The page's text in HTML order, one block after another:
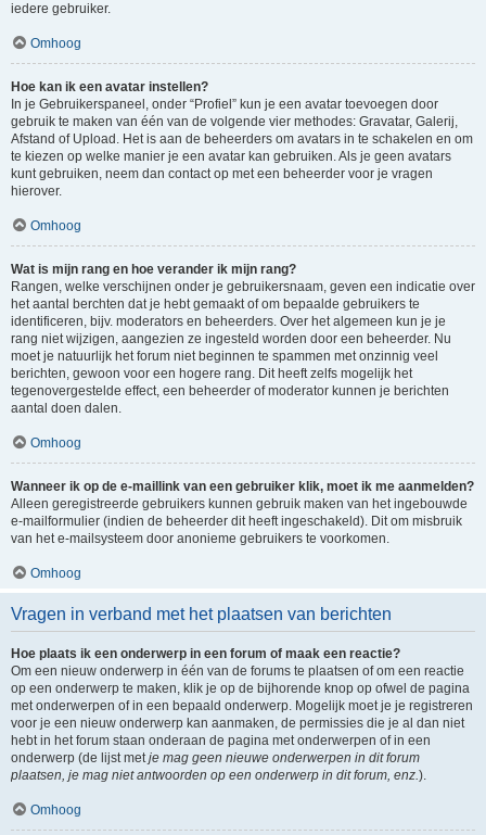
iedere gebruiker.
Omhoog
Hoe kan ik een avatar instellen?
In je Gebruikerspaneel, onder “Profiel” kun je een avatar toevoegen door
gebruik te maken van één van de volgende vier methodes: Gravatar, Galerij,
Afstand of Upload. Het is aan de beheerders om avatars in te schakelen en om
te kiezen op welke manier je een avatar kan gebruiken. Als je geen avatars
kunt gebruiken, neem dan contact op met een beheerder voor je vragen
hierover.
Omhoog
Wat is mijn rang en hoe verander ik mijn rang?
Rangen, welke verschijnen onder je gebruikersnaam, geven een indicatie over
het aantal berchten dat je hebt gemaakt of om bepaalde gebruikers te
identificeren, bijv. moderators en beheerders. Over het algemeen kun je je
rang niet wijzigen, aangezien ze ingesteld worden door een beheerder. Nu
moet je natuurlijk het forum niet beginnen te spammen met onzinnig veel
berichten, gewoon voor een hogere rang. Dit heeft zelfs mogelijk het
tegenovergestelde effect, een beheerder of moderator kunnen je berichten
aantal doen dalen.
Omhoog
Wanneer ik op de e-maillink van een gebruiker klik, moet ik me aanmelden?
Alleen geregistreerde gebruikers kunnen gebruik maken van het ingebouwde
e-mailformulier (indien de beheerder dit heeft ingeschakeld). Dit om misbruik
van het e-mailsysteem door anonieme gebruikers te voorkomen.
Omhoog
Vragen in verband met het plaatsen van berichten
Hoe plaats ik een onderwerp in een forum of maak een reactie?
Om een nieuw onderwerp in één van de forums te plaatsen of om een reactie
op een onderwerp te maken, klik je op de bijhorende knop op ofwel de pagina
met onderwerpen of in een bepaald onderwerp. Mogelijk moet je je registreren
voor je een nieuw onderwerp kan aanmaken, de permissies die je al dan niet
hebt in het forum staan onderaan de pagina met onderwerpen of in een
onderwerp (de lijst metje mag geen nieuwe onderwerpen in dit forum
plaatsen, je mag niet antwoorden op een onderwerp in dit forum, enz.).
Omhoog